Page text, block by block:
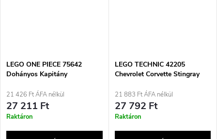
LEGO ONE PIECE 75642
Dohányos Kapitány
21 426 Ft ÁFA nélkül
27 211 Ft
Raktáron
LEGO TECHNIC 42205
Chevrolet Corvette Stingray
21 883 Ft ÁFA nélkül
27 792 Ft
Raktáron